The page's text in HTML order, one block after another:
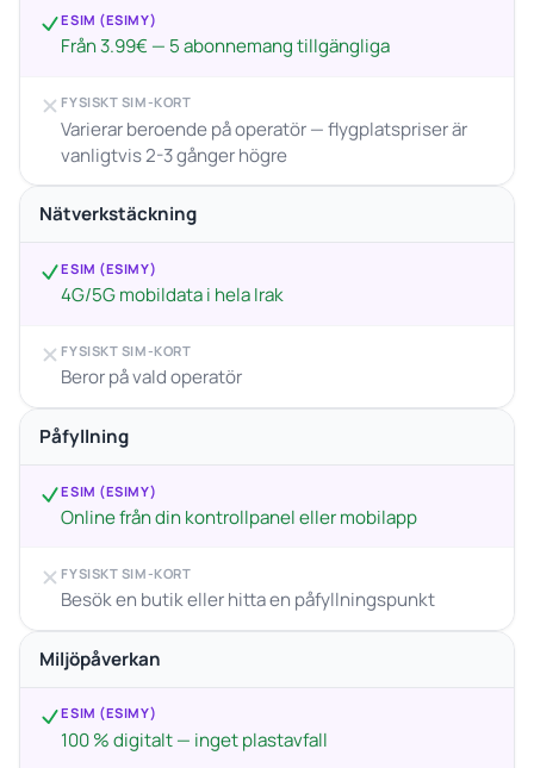
ESIM (ESIMY)
Från 3.99€ — 5 abonnemang tillgängliga
FYSISKT SIM-KORT
Varierar beroende på operatör — flygplatspriser är
vanligtvis 2-3 gånger högre
Nätverkstäckning
ESIM (ESIMY)
4G/5G mobildata i hela Irak
FYSISKT SIM-KORT
Beror på vald operatör
Påfyllning
ESIM (ESIMY)
Online från din kontrollpanel eller mobilapp
FYSISKT SIM-KORT
Besök en butik eller hitta en påfyllningspunkt
Miljöpåverkan
ESIM (ESIMY)
100 % digitalt — inget plastavfall